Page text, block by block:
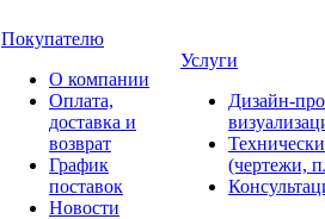
Покупателю
О компании
Оплата,
доставка и
возврат
График
поставок
Новости
Услуги
Дизайн-
(чертежи,